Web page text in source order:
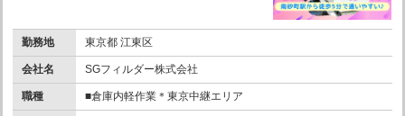
勤務地 東京都 江東区
会社名 SGフィルダー株式会社
職種 ■倉庫内軽作業＊東京中継エリア